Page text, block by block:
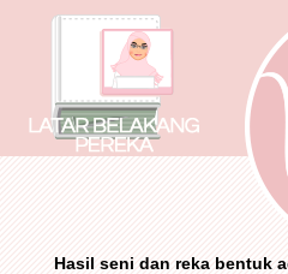
Hasil seni dan reka bentuk